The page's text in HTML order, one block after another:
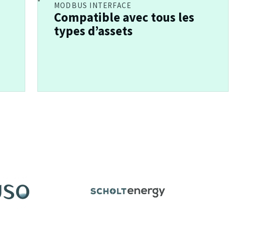
MODBUS INTERFACE
Compatible avec tous les
types d’assets